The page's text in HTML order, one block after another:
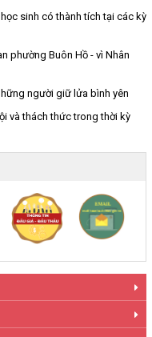
sinh có thành tích tại các kỳ
phường Buôn Hồ - vì Nhân
người giữ lửa bình yên
và thách thức trong thời kỳ